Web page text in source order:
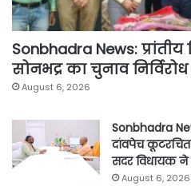
Sonbhadra News:
सोनभद्र का चुनाव
August 6, 2026
Sonbhadra
दांवपेच
सदर विधायक ने
August 6, 2026